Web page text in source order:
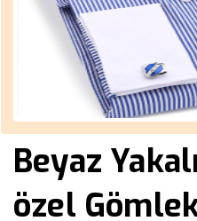
Beyaz
özel